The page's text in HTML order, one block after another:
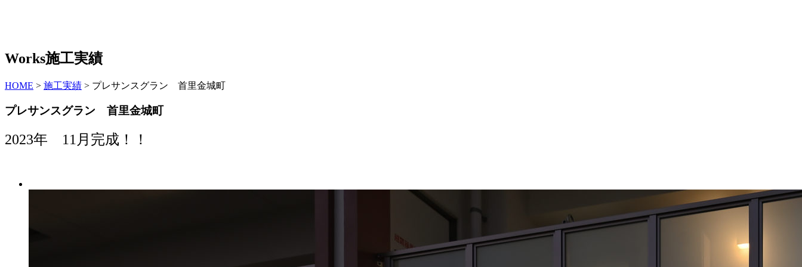
Works施工実績
HOME > 施工実績 > プレサンスグラン 首里金城町
プレサンスグラン 首里金城町
2023年 11月完成！！